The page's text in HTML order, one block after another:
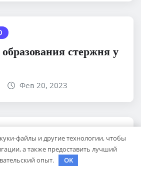
стержня у
Фев 20, 2023
— портрет
его путь к славе
файлы и другие технологии, чтобы
а также предоставить лучший
опыт.
OK